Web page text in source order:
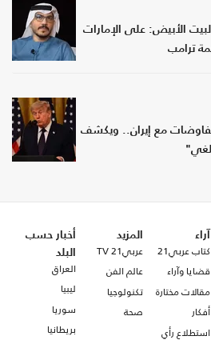
البيت الأبيض: على الإمارات
ترامب
مع إيران.. ويكشف
آراء
كتاب عربي21
قضايا وآراء
مقالات مختارة
أفكار
استطلاع رأي
المزيد
عربي21 TV
عالم الفن
تكنولوجيا
صحة
أخبار حسب
البلد
العراق
ليبيا
سوريا
بريطانيا